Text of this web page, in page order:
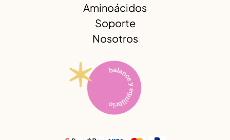
Aminoácidos
Soporte
Nosotros